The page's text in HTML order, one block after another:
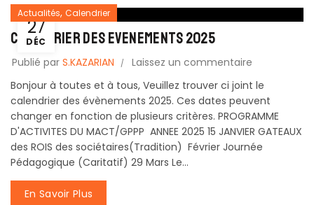
27
DÉC
Actualités, Calendrier
CALENDRIER des EVENEMENTS 2025
Publié par S.KAZARIAN
Laissez un commentaire
Bonjour à toutes et à tous, Veuillez trouver ci joint le
calendrier des évènements 2025. Ces dates peuvent
changer en fonction de plusieurs critères. PROGRAMME
D'ACTIVITES DU MACT/GPPP ANNEE 2025 15 JANVIER GATEAUX
des ROIS des sociétaires(Tradition) Février Journée
Pédagogique (Caritatif) 29 Mars Le...
En Savoir Plus